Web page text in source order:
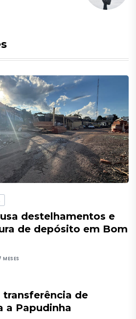
destelhamentos e
de depósito em Bom
MESES
transferência de
a Papudinha